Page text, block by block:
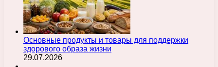
Основные продукты и товары для поддержки
здорового образа жизни
29.07.2026